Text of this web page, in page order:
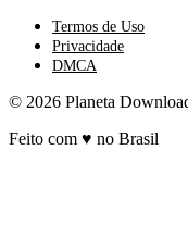
Termos de Uso
Privacidade
DMCA
© 2026 Planeta
Feito com ♥ no Brasil